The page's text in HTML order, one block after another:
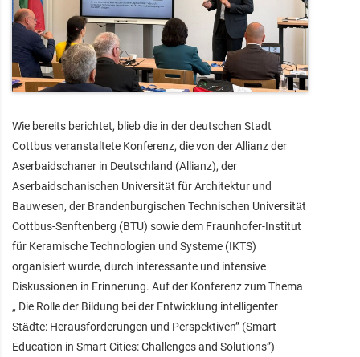
Wie bereits berichtet, blieb die in der deutschen Stadt
Cottbus veranstaltete Konferenz, die von der Allianz der
Aserbaidschaner in Deutschland (Allianz), der
Aserbaidschanischen Universität für Architektur und
Bauwesen, der Brandenburgischen Technischen Universität
Cottbus-Senftenberg (BTU) sowie dem Fraunhofer-Institut
für Keramische Technologien und Systeme (IKTS)
organisiert wurde, durch interessante und intensive
Diskussionen in Erinnerung. Auf der Konferenz zum Thema
„ Die Rolle der Bildung bei der Entwicklung intelligenter
Städte: Herausforderungen und Perspektiven” (Smart
Education in Smart Cities: Challenges and Solutions”)